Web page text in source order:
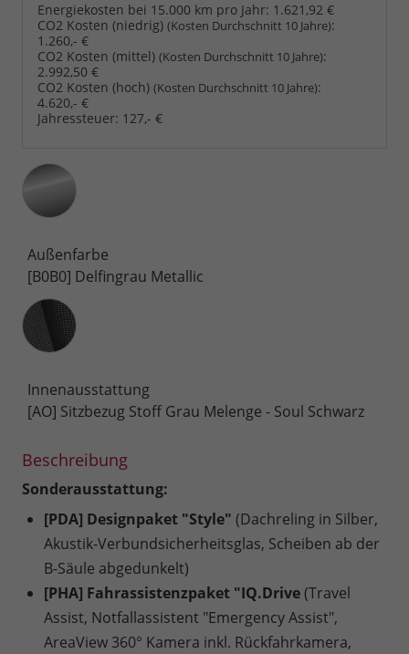
Energiekosten bei 15.000 km pro Jahr: 1.621,92 €
CO2 Kosten (niedrig) (Kosten Durchschnitt 10 Jahre):
1.260,- €
CO2 Kosten (mittel) (Kosten Durchschnitt 10 Jahre):
2.992,50 €
CO2 Kosten (hoch) (Kosten Durchschnitt 10 Jahre):
4.620,- €
Jahressteuer: 127,- €
Außenfarbe
[B0B0] Delfingrau Metallic
Innenausstattung
Innenausstattung
[AO] Sitzbezug Stoff Grau Melenge - Soul Schwarz
Beschreibung
Sonderausstattung:
[PDA] Designpaket "Style" (Dachreling in Silber,
Akustik-Verbundsicherheitsglas, Scheiben ab der
B-Säule abgedunkelt)
[PHA] Fahrassistenzpaket "IQ.Drive(Travel
Assist, Notfallassistent "Emergency Assist",
AreaView 360° Kamera inkl. Rückfahrkamera,